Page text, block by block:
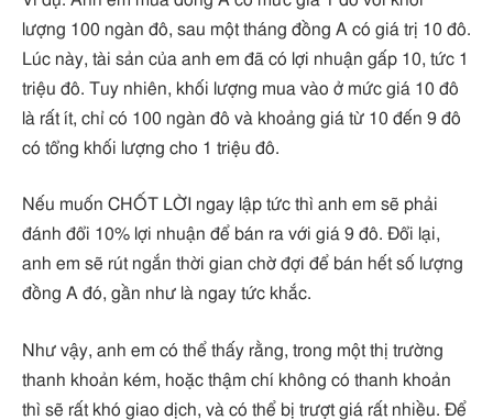
lượng 100 ngàn đô, sau một tháng đồng A có giá trị 10 đô.
Lúc này, tài sản của anh em đã có lợi nhuận gấp 10, tức 1
triệu đô. Tuy nhiên, khối lượng mua vào ở mức giá 10 đô
là rất ít, chỉ có 100 ngàn đô và khoảng giá từ 10 đến 9 đô
có tổng khối lượng cho 1 triệu đô.
Nếu muốn CHỐT LỜI ngay lập tức thì anh em sẽ phải
đánh đổi 10% lợi nhuận để bán ra với giá 9 đô. Đổi lại,
anh em sẽ rút ngắn thời gian chờ đợi để bán hết số lượng
đồng A đó, gần như là ngay tức khắc.
Như vậy, anh em có thể thấy rằng, trong một thị trường
thanh khoản kém, hoặc thậm chí không có thanh khoản
thì sẽ rất khó giao dịch, và có thể bị trượt giá rất nhiều. Để